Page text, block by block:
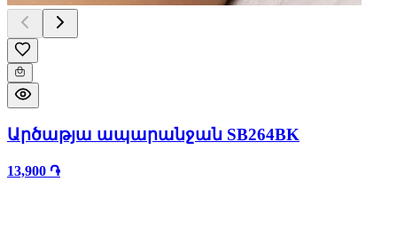
Արծաթյա ապարանջան SB264BK
13,900 ֏